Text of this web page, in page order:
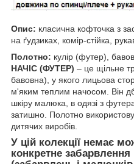
Опис: класична кофточка з
на ґудзиках, комір-стійка,
Полотно: кулір (футер),
НАЧІС (ФУТЕР) – це щільне
бавовна), у якого лицьова
м'яким теплим начосом. Він
шкіру малюка, в одязі з
затишно. Полотно
дитячих виробів.
У цій колекції немає
конкретне